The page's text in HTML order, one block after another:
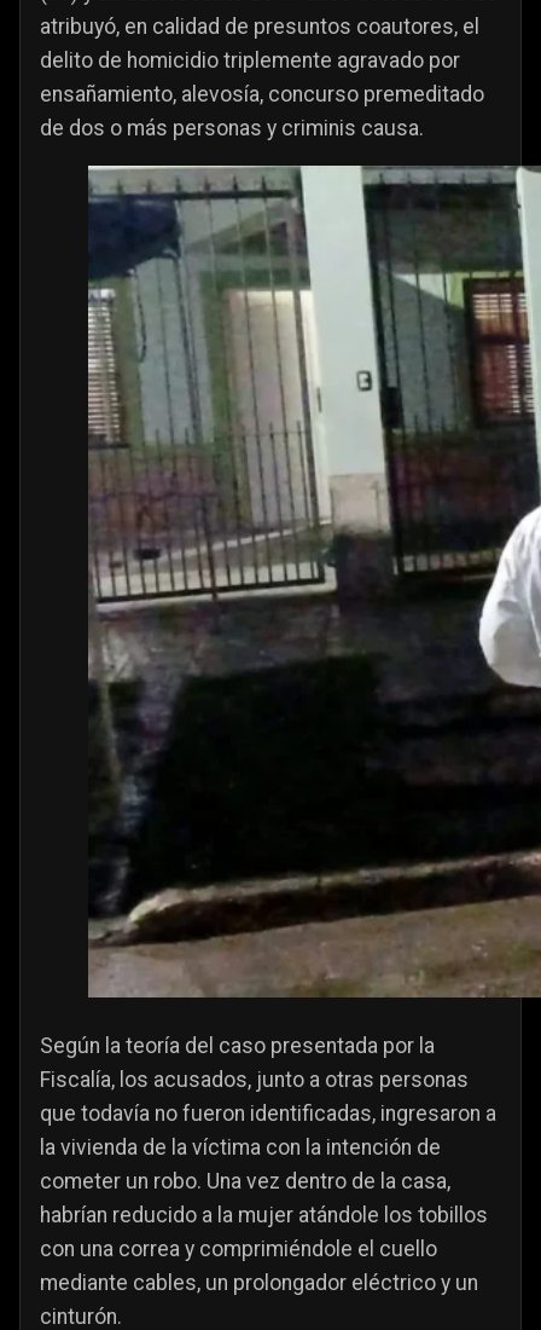
atribuyó, en calidad de presuntos coautores, el
delito de homicidio triplemente agravado por
ensañamiento, alevosía, concurso premeditado
de dos o más personas y criminis causa.
Según la teoría del caso presentada por la
Fiscalía, los acusados, junto a otras personas
que todavía no fueron identificadas, ingresaron a
la vivienda de la víctima con la intención de
cometer un robo. Una vez dentro de la casa,
habrían reducido a la mujer atándole los tobillos
con una correa y comprimiéndole el cuello
mediante cables, un prolongador eléctrico y un
cinturón.